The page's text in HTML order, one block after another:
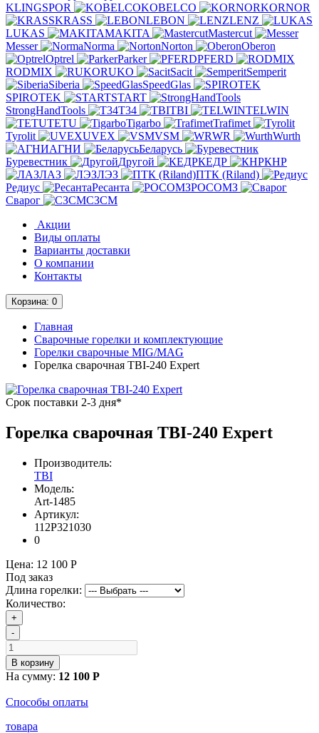
KLINGSPOR
KOBELCO
KORNOR
KRASS
LEBON
LENZ
LUKAS
MAKITA
Mastercut
Messer
Norma Norton
Oberon
Optrel
Parker
PFERD
RODMIX
RUKO Sacit
Semperit
Siberia
SpeedGlas
SPIROTEK
START
StrongHandTools
T34 TBI
TELWIN
TETU
Tigarbo
Trafimet
Tyrolit
UVEX VSM WR
Wurth
АГНИ
Беларусь
Буревестник
Другой КЕДР
КНР
ЛАЗ
ЛЭЗ
ПТК (Riland)
Редиус
Ресанта
РОСОМЗ
Сварог
СЗСМ
Акции
Виды оплаты
Варианты доставки
О компании
Контакты
Корзина: 0
Главная
Сварочные горелки и комплектующие
Горелки сварочные MIG/MAG
Горелка сварочная TBI-240 Expert
Срок поставки 2-3 дня*
Горелка сварочная TBI-240 Expert
Производитель:
TBI
Модель:
Art-1485
Артикул:
112P321030
0
Цена: 12 100 Р
Под заказ
Длина горелки:
Количество:
+
-
В корзину
На сумму: 12 100 Р
Способы оплаты
товара